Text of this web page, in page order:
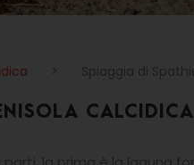
CALCIDICA